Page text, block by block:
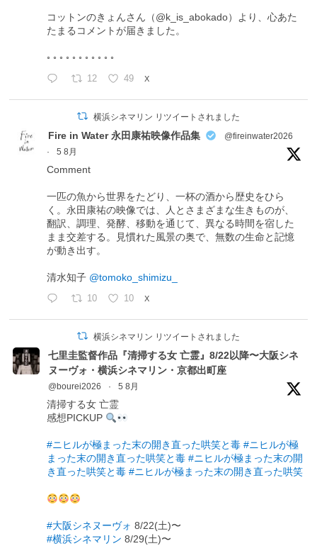
コットンのきょんさん（@k_is_abokado）より、心あた
たまるコメントが届きました。
◦ ◦ ◦ ◦ ◦ ◦ ◦ ◦ ◦ ◦ ◦
12 49 X
横浜シネマリン リツイートされました
Fire in Water 永田康祐映像作品集
@fireinwater2026
·
5 8月
Comment
一匹の魚から世界をたどり、一杯の酒から歴史をひら
く。永田康祐の映像では、人とさまざまな生きものが、
翻訳、調理、発酵、移動を通じて、異なる時間を宿した
まま交差する。見慣れた風景の奥で、無数の生命と記憶
が動き出す。
清水知子 @tomoko_shimizu_
10 10 X
横浜シネマリン リツイートされました
七里圭監督作品『清掃する女 亡霊』8/22以降〜大阪シネ
ヌーヴォ・横浜シネマリン・京都出町座
@bourei2026 · 5 8月
清掃する女 亡霊
感想PICKUP
#ニヒルが極まった末の開き直った哄笑と毒 #ニヒルが極
まった末の開き直った哄笑と毒 #ニヒルが極まった末の開
き直った哄笑と毒 #ニヒルが極まった末の開き直った哄笑
#大阪シネヌーヴォ 8/22(土)〜
#横浜シネマリン 8/29(土)〜